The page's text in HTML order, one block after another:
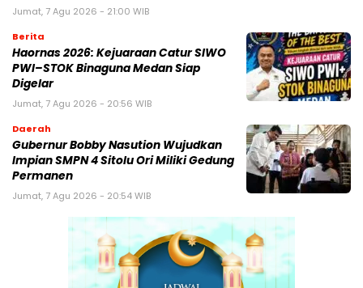
Jumat, 7 Agu 2026 - 21:00 WIB
Berita
Haornas 2026: Kejuaraan Catur SIWO
PWI–STOK Binaguna Medan Siap
Digelar
Jumat, 7 Agu 2026 - 20:56 WIB
Daerah
Gubernur Bobby Nasution Wujudkan
Impian SMPN 4 Sitolu Ori Miliki Gedung
Permanen
Jumat, 7 Agu 2026 - 20:54 WIB